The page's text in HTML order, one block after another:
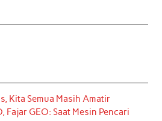
Kita Semua Masih Amatir
Fajar GEO: Saat Mesin Pencari